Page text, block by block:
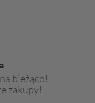
bieżąco!
zakupy!